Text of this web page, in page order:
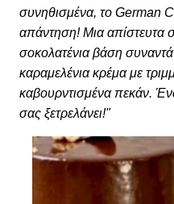
συνηθισμένα, το German
απάντηση! Μια απίστευτα
σοκολατένια βάση
καραμελένια κρέμα με
καβουρντισμένα πεκάν.
σας ξετρελάνει!"